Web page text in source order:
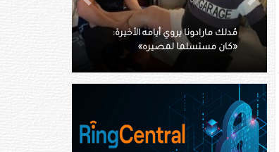
إنقاذ متنزّه جواً بعد لدغة أفعى
جرسية
Previous
Next